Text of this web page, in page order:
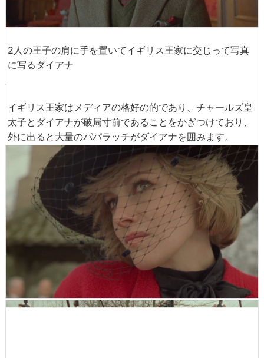
)の関係は悪化していました。
2人の王子の肩に手を置いてイギリス王家に交じって写真
に写るダイアナ
イギリス王家はメディアの格好の的であり、チャールズ皇
太子とダイアナが破局寸前であることをかぎつけており、
外に出ると大量のパパラッチがダイアナを囲みます。